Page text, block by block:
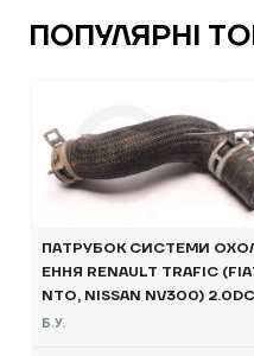
ПОПУЛЯРНІ
ПАТРУБОК СИСТЕМИ
ЕННЯ RENAULT TRAFIC
NTO, NISSAN NV300)
2, - 213071758R Б/В
Б.У.